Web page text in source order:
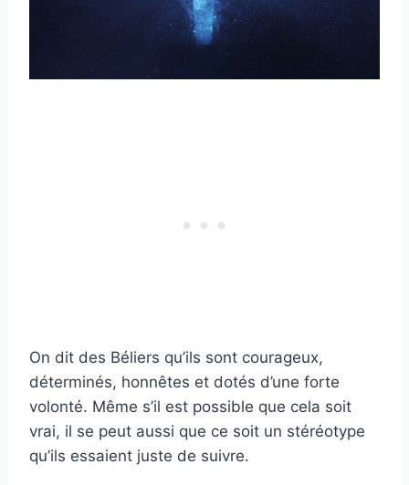
On dit des Béliers qu’ils sont courageux,
déterminés, honnêtes et dotés d’une forte
volonté. Même s’il est possible que cela soit
vrai, il se peut aussi que ce soit un stéréotype
qu’ils essaient juste de suivre.